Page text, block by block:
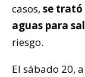
casos, se trató
aguas para
riesgo.
El sábado 20,